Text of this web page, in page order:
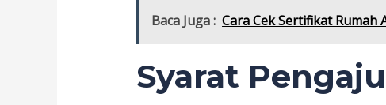
Baca Juga : Cara Cek Sertifikat Rumah
Syarat